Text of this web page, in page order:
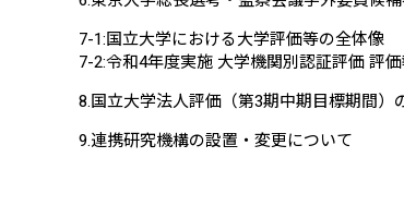
7-1:国立大学における大学評価等の全体像
7-2:令和4年度実施 大学機関別認証評価 評
8.国立大学法人評価（第3期中期目標期間）
9.連携研究機構の設置・変更について